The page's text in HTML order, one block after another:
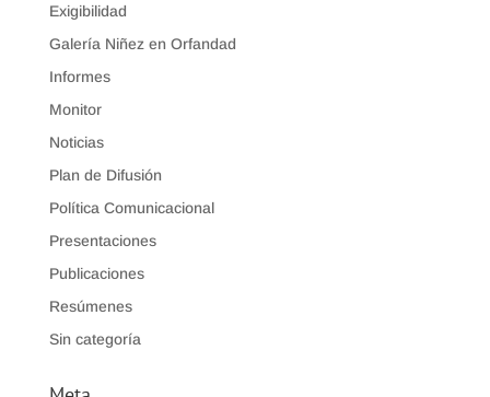
Exigibilidad
Galería Niñez en Orfandad
Informes
Monitor
Noticias
Plan de Difusión
Política Comunicacional
Presentaciones
Publicaciones
Resúmenes
Sin categoría